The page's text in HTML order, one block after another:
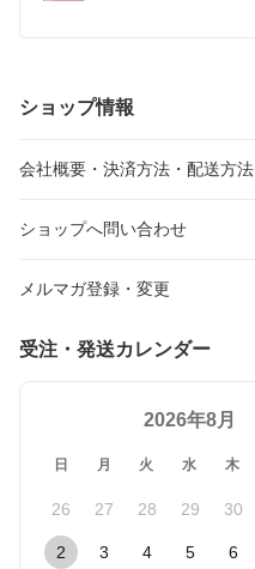
ショップ情報
会社概要・決済方法・配送方法
ショップへ問い合わせ
メルマガ登録・変更
受注・発送カレンダー
2026年8月
日 月 火 水 木
26 27 28 29 30
2 3 4 5 6